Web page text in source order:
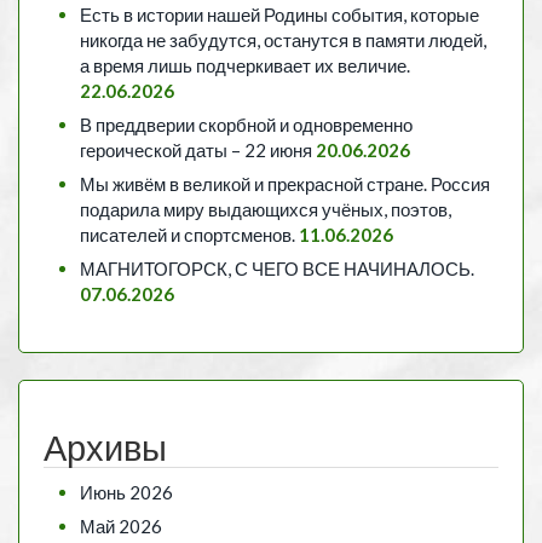
Есть в истории нашей Родины события, которые
никогда не забудутся, останутся в памяти людей,
а время лишь подчеркивает их величие.
22.06.2026
В преддверии скорбной и одновременно
героической даты – 22 июня 20.06.2026
Мы живём в великой и прекрасной стране. Россия
подарила миру выдающихся учёных, поэтов,
писателей и спортсменов. 11.06.2026
МАГНИТОГОРСК, С ЧЕГО ВСЕ НАЧИНАЛОСЬ.
07.06.2026
Архивы
Июнь 2026
Май 2026